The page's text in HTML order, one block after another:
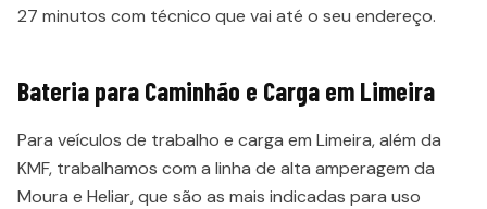
27 minutos com técnico que vai até o seu endereço.
Bateria para Caminhão e Carga em Limeira
Para veículos de trabalho e carga em Limeira, além da
KMF, trabalhamos com a linha de alta amperagem da
Moura e Heliar, que são as mais indicadas para uso